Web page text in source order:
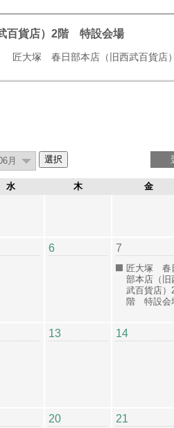
百貨店）2階 特設会場
匠大塚 春日部本店（旧西武百貨
水 木 金
6 7
匠大塚 春
部本店（旧
武百貨店）
階 特設会
13 14
20 21